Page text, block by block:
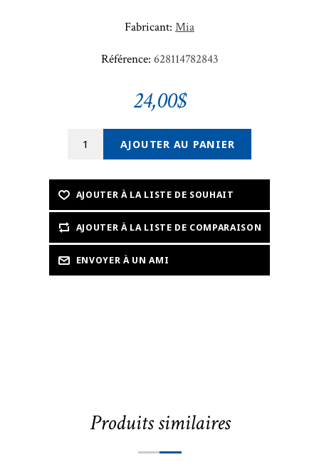
Fabricant: Mia
Référence: 628114782843
24,00$
Produits similaires